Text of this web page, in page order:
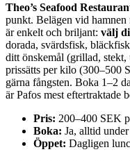
Theo’s Seafood
punkt. Belägen vid
är enkelt och briljant: välj
dorada, svärdsfisk,
ditt önskemål (grillad, stekt,
prissätts per kilo (300–500
gärna fångsten. Boka 1–2
är Pafos mest eftertraktade
Pris: 200–400 SEK
Boka: Ja, alltid
Öppet: Dagligen